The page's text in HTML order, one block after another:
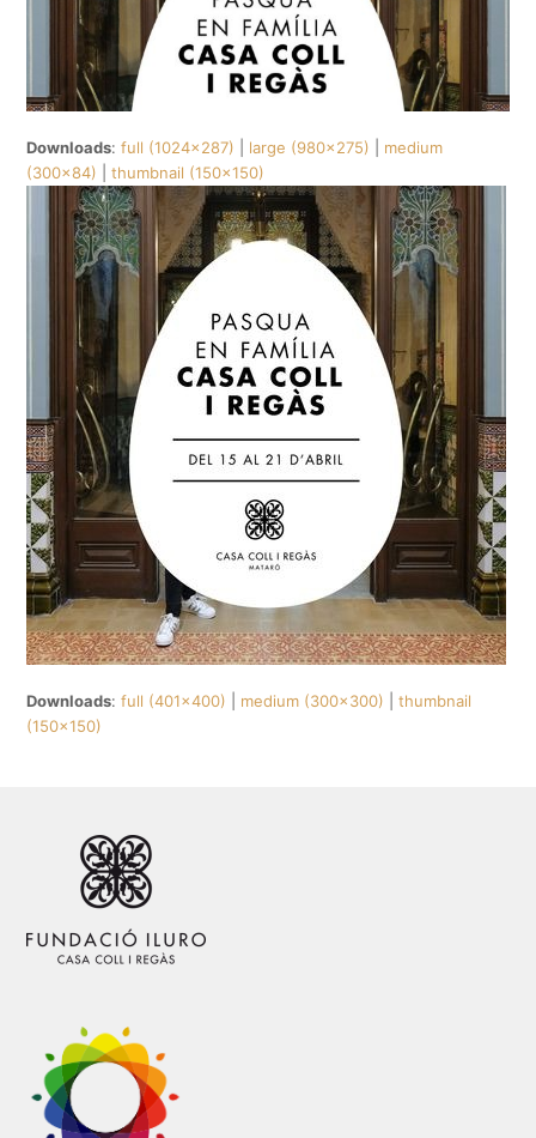
Downloads:full (1024x287) large (980x275)
medium
(300x84) |thumbnail (150x150)
Downloads:full (401x400) medium (300x300) |thumbnail
(150x150)